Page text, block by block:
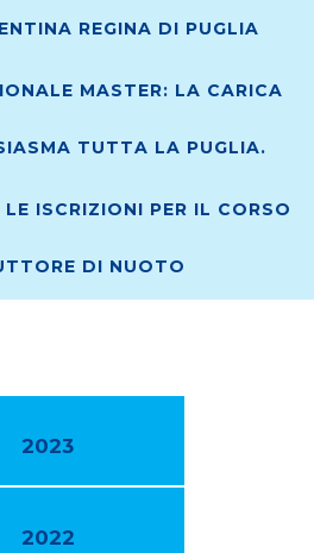
REGINA DI PUGLIA
MASTER: LA CARICA
TUTTA LA PUGLIA.
ISCRIZIONI PER IL CORSO
DI NUOTO
2023
2022